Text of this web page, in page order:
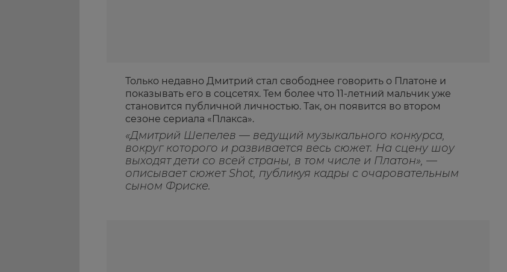
Только недавно Дмитрий стал свободнее говорить о Платоне и
показывать его в соцсетях. Тем более что 11-летний мальчик уже
становится публичной личностью. Так, он появится во втором
сезоне сериала «Плакса».
«Дмитрий Шепелев — ведущий музыкального конкурса,
вокруг которого и развивается весь сюжет. На сцену шоу
выходят дети со всей страны, в том числе и Платон», —
описывает сюжет Shot, публикуя кадры с очаровательным
сыном Фриске.